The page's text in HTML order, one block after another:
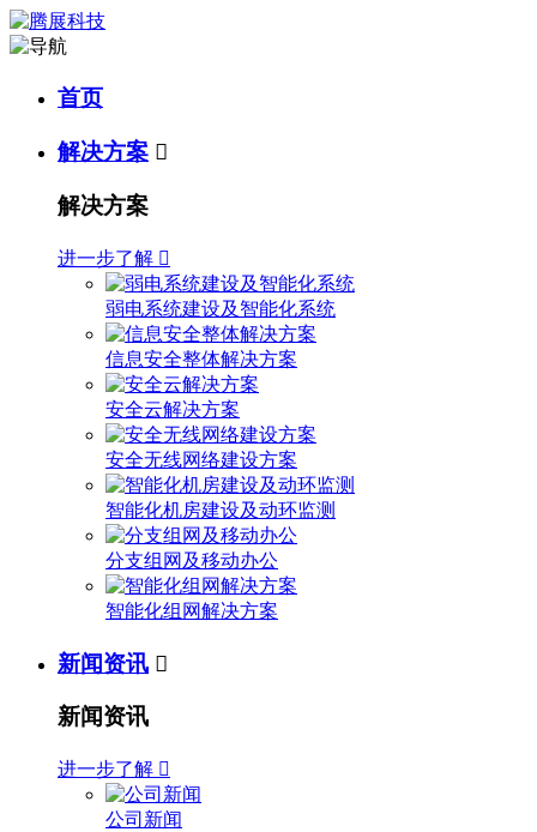
首页
解决方案 
解决方案
进一步了解 
弱电系统建设及智能化系统
信息安全整体解决方案
安全云解决方案
安全无线网络建设方案
智能化机房建设及动环监测
分支组网及移动办公
智能化组网解决方案
新闻资讯 
新闻资讯
进一步了解 
公司新闻